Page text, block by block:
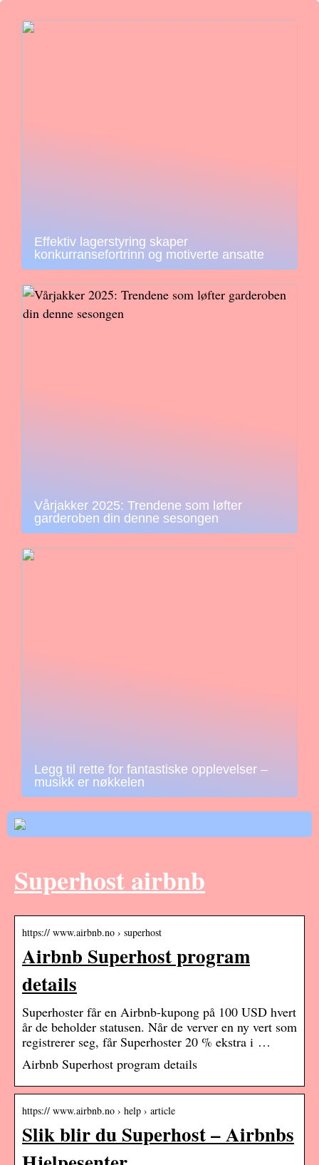
Effektiv lagerstyring skaper
konkurransefortrinn og motiverte ansatte
Vårjakker 2025: Trendene som løfter
garderoben din denne sesongen
Legg til rette for fantastiske opplevelser –
musikk er nøkkelen
Superhost airbnb
https:// www.airbnb.no › superhost
Airbnb Superhost program
details
Superhoster får en Airbnb-kupong på 100 USD hvert
år de beholder statusen. Når de verver en ny vert som
registrerer seg, får Superhoster 20 % ekstra i …
Airbnb Superhost program details
https:// www.airbnb.no › help › article
Slik blir du Superhost – Airbnbs